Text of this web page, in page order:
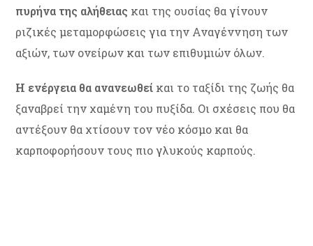
πυρήνα της αλήθειας και της ουσίας θα γίνουν
ριζικές μεταμορφώσεις για την Αναγέννηση των
αξιών, των ονείρων και των επιθυμιών όλων.
Η ενέργεια θα ανανεωθεί και το ταξίδι της ζωής θα
ξαναβρεί την χαμένη του πυξίδα. Οι σχέσεις που θα
αντέξουν θα χτίσουν τον νέο κόσμο και θα
καρποφορήσουν τους πιο γλυκούς καρπούς.